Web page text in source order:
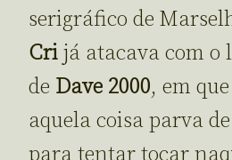
serigráfico de
Cri já atacava com
de Dave 2000, em
aquela coisa parva
para tentar tocar